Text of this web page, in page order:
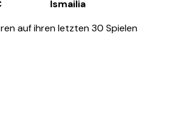
Ismailia
auf ihren letzten 30 Spielen